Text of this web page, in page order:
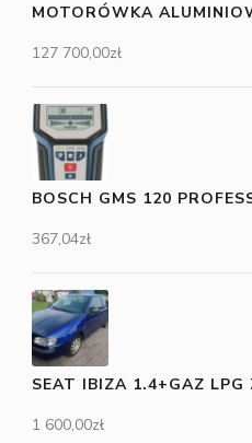
MOTORÓWKA
127 700,00zł
BOSCH GMS 120
367,04zł
SEAT IBIZA 1.4+GAZ LPG
1 600,00zł